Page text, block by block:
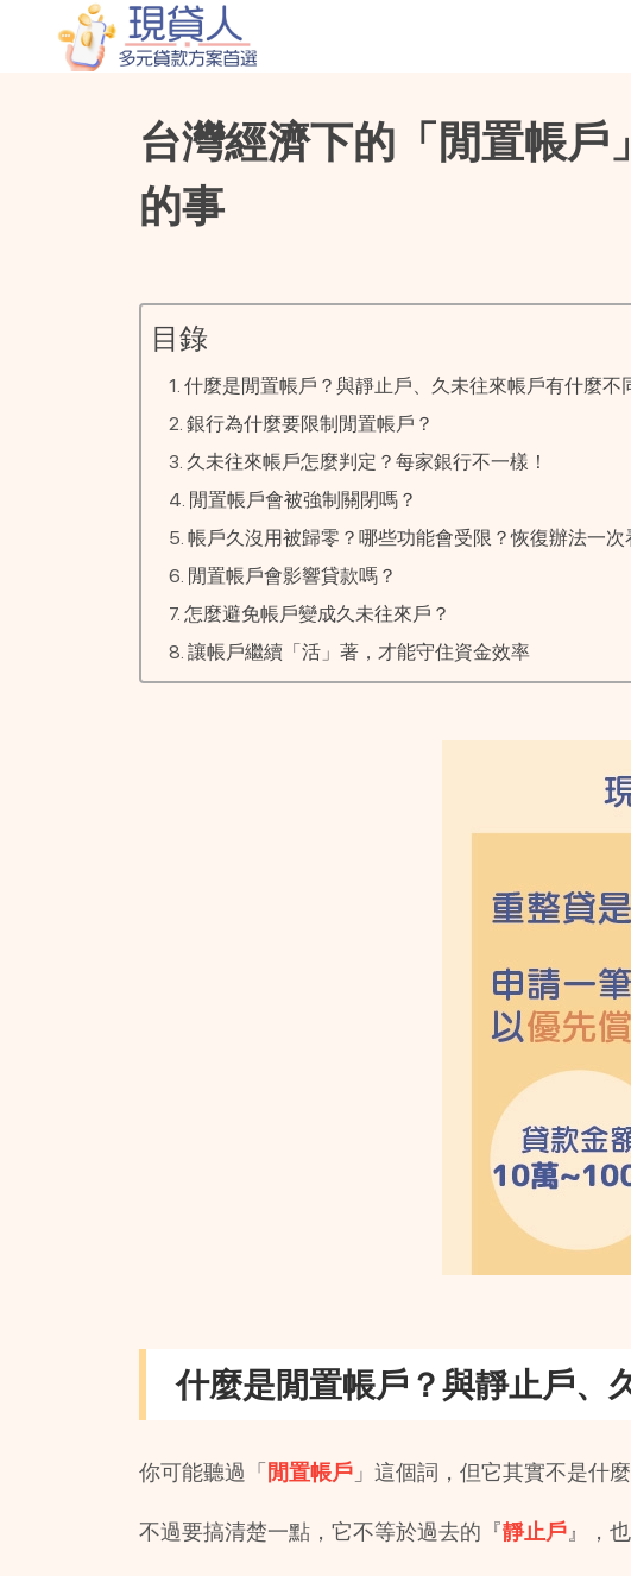
台灣經濟下的「閒置帳
的事
目錄
什麼是閒置帳戶？與靜止戶、久未往來帳戶有什麼不
銀行為什麼要限制閒置帳戶？
久未往來帳戶怎麼判定？每家銀行不一樣！
閒置帳戶會被強制關閉嗎？
帳戶久沒用被歸零？哪些功能會受限？恢復辦法一次
閒置帳戶會影響貸款嗎？
怎麼避免帳戶變成久未往來戶？
讓帳戶繼續「活」著，才能守住資金效率
什麼是閒置帳戶？與靜止戶、
你可能聽過「閒置帳戶 」這個詞，但它其實不是什
不過要搞清楚一點，它不等於過去的『靜止戶 』，